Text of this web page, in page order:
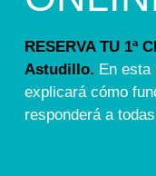
RESERVA TU 1ª
Astudillo. En esta
explicará cómo
responderá a